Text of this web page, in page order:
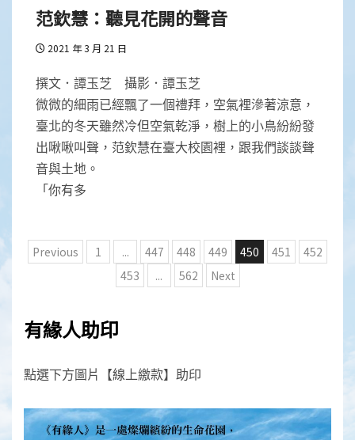
范欽慧：聽見花開的聲音
2021 年 3 月 21 日
撰文．譚玉芝 攝影．譚玉芝
微微的細雨已經飄了一個禮拜，空氣裡滲著涼意，
臺北的冬天雖然冷但空氣乾淨，樹上的小鳥紛紛發
出啾啾叫聲，范欽慧在臺大校園裡，跟我們談談聲
音與土地。
「你有多
文
頁
Previous 1 ... 447 448 449 450 451
452
453
... 562 Next
有緣人助印
點選下方圖片【線上繳款】助印